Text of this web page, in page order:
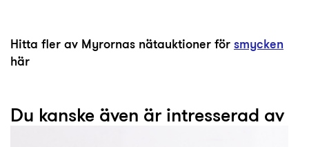
Hitta fler av Myrornas nätauktioner försmycken
här
Du kanske även är intresserad av